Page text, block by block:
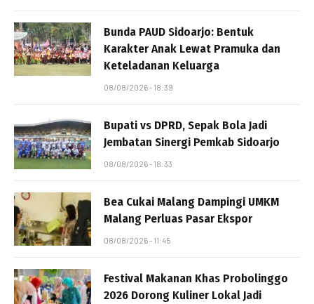
Bunda PAUD Sidoarjo: Bentuk
Karakter Anak Lewat Pramuka dan
Keteladanan Keluarga
08/08/2026 - 18:39
Bupati vs DPRD, Sepak Bola Jadi
Jembatan Sinergi Pemkab Sidoarjo
08/08/2026 - 18:33
Bea Cukai Malang Dampingi UMKM
Malang Perluas Pasar Ekspor
08/08/2026 - 11:45
Festival Makanan Khas Probolinggo
2026 Dorong Kuliner Lokal Jadi